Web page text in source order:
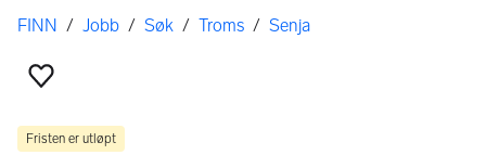
Her er du
FINN / Jobb / Søk / Troms / Senja
Fristen er utløpt